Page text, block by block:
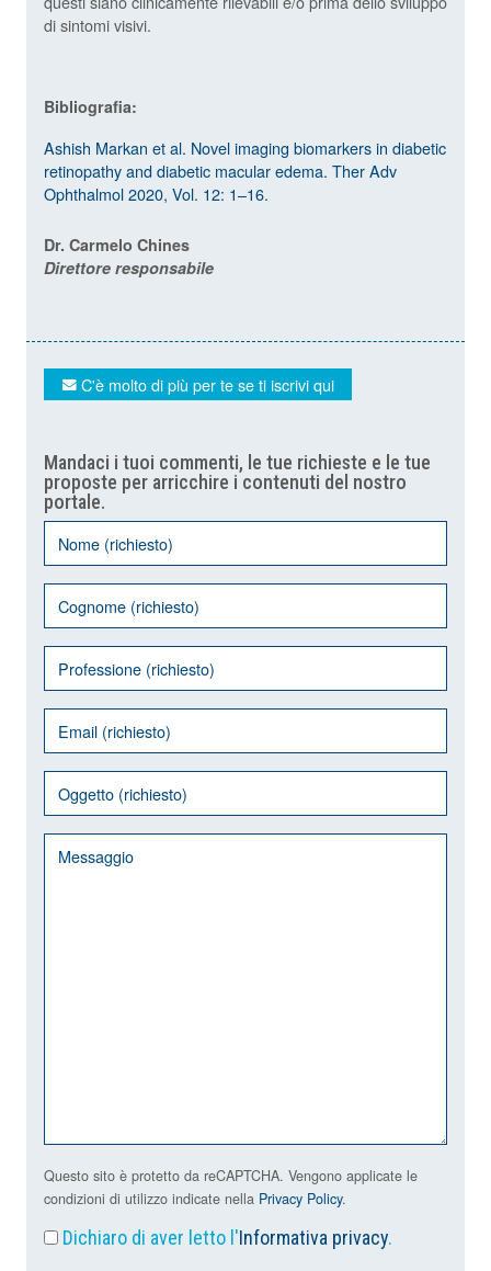
di sintomi visivi.
Bibliografia:
Ashish Markan et al. Novel imaging biomarkers in diabetic
retinopathy and diabetic macular edema. Ther Adv
Ophthalmol 2020, Vol. 12: 1–16.
Dr. Carmelo Chines
Direttore responsabile
C'è molto di più per te se ti iscrivi qui
Mandaci i tuoi commenti, le tue richieste e le tue
proposte per arricchire i contenuti del nostro
portale.
Questo sito è protetto da reCAPTCHA. Vengono applicate le
condizioni di utilizzo indicate nella Privacy Policy.
Dichiaro di aver letto l'Informativa privacy.